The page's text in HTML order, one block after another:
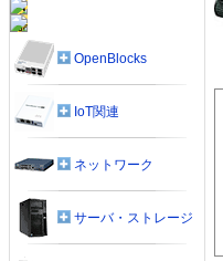
OpenBlocks
IoT関連
ネットワーク
サーバ・ストレージ